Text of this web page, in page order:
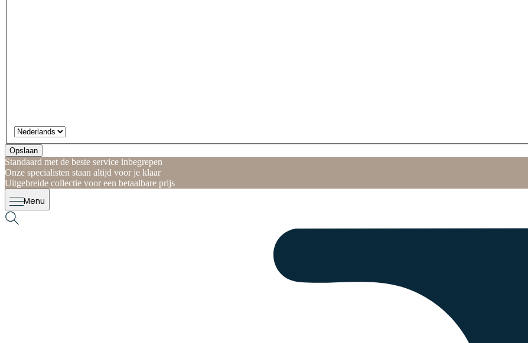
Opslaan
Standaard met de beste service inbegrepen
Onze specialisten staan altijd voor je klaar
Uitgebreide collectie voor een betaalbare prijs